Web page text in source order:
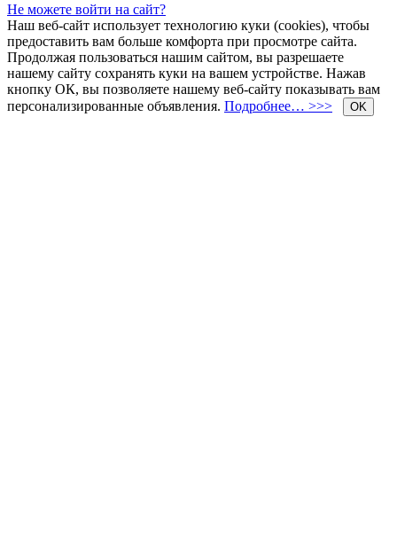
Не можете войти на сайт?
Наш веб-сайт использует технологию куки (cookies), чтобы
предоставить вам больше комфорта при просмотре сайта.
Продолжая пользоваться нашим сайтом, вы разрешаете
нашему сайту сохранять куки на вашем устройстве. Нажав
кнопку ОК, вы позволяете нашему веб-сайту показывать вам
персонализированные объявления. Подробнее… >>> OK